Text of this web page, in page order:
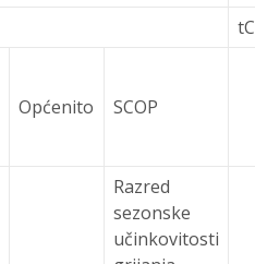
Općenito SCOP
Razred
sezonske
učinkovitosti